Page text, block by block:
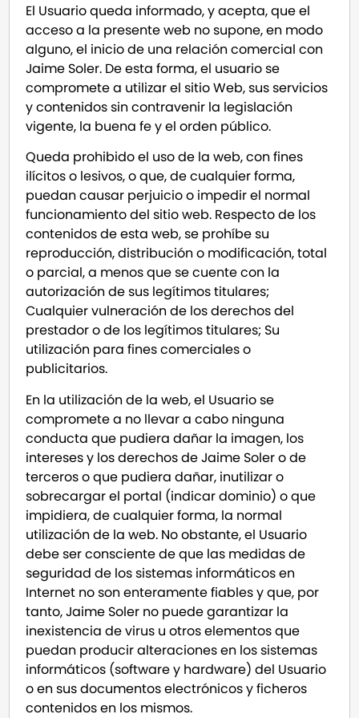
El Usuario queda informado, y acepta, que el
acceso a la presente web no supone, en modo
alguno, el inicio de una relación comercial con
Jaime Soler. De esta forma, el usuario se
compromete a utilizar el sitio Web, sus servicios
y contenidos sin contravenir la legislación
vigente, la buena fe y el orden público.
Queda prohibido el uso de la web, con fines
ilícitos o lesivos, o que, de cualquier forma,
puedan causar perjuicio o impedir el normal
funcionamiento del sitio web. Respecto de los
contenidos de esta web, se prohíbe su
reproducción, distribución o modificación, total
o parcial, a menos que se cuente con la
autorización de sus legítimos titulares;
Cualquier vulneración de los derechos del
prestador o de los legítimos titulares; Su
utilización para fines comerciales o
publicitarios.
En la utilización de la web, el Usuario se
compromete a no llevar a cabo ninguna
conducta que pudiera dañar la imagen, los
intereses y los derechos de Jaime Soler o de
terceros o que pudiera dañar, inutilizar o
sobrecargar el portal (indicar dominio) o que
impidiera, de cualquier forma, la normal
utilización de la web. No obstante, el Usuario
debe ser consciente de que las medidas de
seguridad de los sistemas informáticos en
Internet no son enteramente fiables y que, por
tanto, Jaime Soler no puede garantizar la
inexistencia de virus u otros elementos que
puedan producir alteraciones en los sistemas
informáticos (software y hardware) del Usuario
o en sus documentos electrónicos y ficheros
contenidos en los mismos.